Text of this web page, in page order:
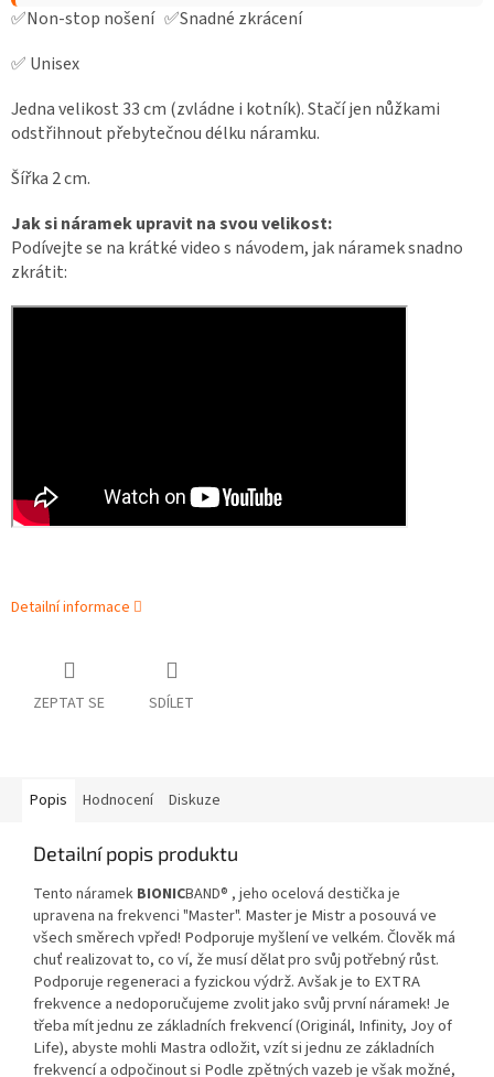
✅Non-stop nošení ✅Snadné zkrácení
✅ Unisex
Jedna velikost 33 cm (zvládne i kotník). Stačí jen nůžkami
odstřihnout přebytečnou délku náramku.
Šířka 2 cm.
Jak si náramek upravit na svou velikost:
Podívejte se na krátké video s návodem, jak náramek snadno
zkrátit:
Detailní informace
ZEPTAT SE SDÍLET
Popis Hodnocení Diskuze
Detailní popis produktu
Tento náramek BIONICBAND® , jeho ocelová destička je
upravena na frekvenci "Master". Master je Mistr a posouvá ve
všech směrech vpřed! Podporuje myšlení ve velkém. Člověk má
chuť realizovat to, co ví, že musí dělat pro svůj potřebný růst.
Podporuje regeneraci a fyzickou výdrž. Avšak je to EXTRA
frekvence a nedoporučujeme zvolit jako svůj první náramek! Je
třeba mít jednu ze základních frekvencí (Originál, Infinity, Joy of
Life), abyste mohli Mastra odložit, vzít si jednu ze základních
frekvencí a odpočinout si Podle zpětných vazeb je však možné,